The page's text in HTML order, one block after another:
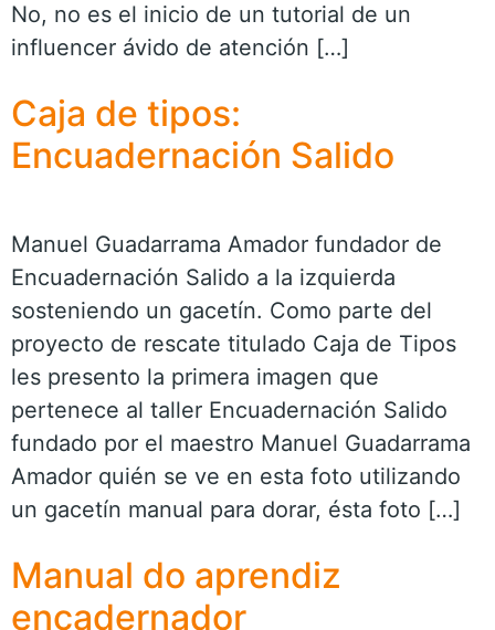
No, no es el inicio de un tutorial de un
influencer ávido de atención […]
Caja de tipos:
Encuadernación Salido
Manuel Guadarrama Amador fundador de
Encuadernación Salido a la izquierda
sosteniendo un gacetín. Como parte del
proyecto de rescate titulado Caja de Tipos
les presento la primera imagen que
pertenece al taller Encuadernación Salido
fundado por el maestro Manuel Guadarrama
Amador quién se ve en esta foto utilizando
un gacetín manual para dorar, ésta foto […]
Manual do aprendiz
encadernador